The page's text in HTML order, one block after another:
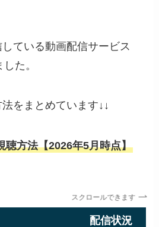
している動画配信サービス
た。
をまとめています↓↓
聴方法【2026年5月時点】
スクロールできます
配信状況